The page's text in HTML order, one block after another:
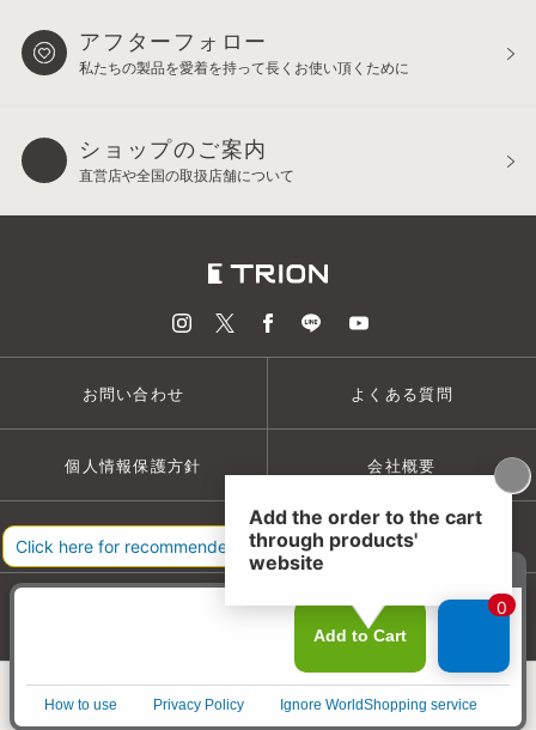
色を選んでカートに入れる
アフターフォロー
私たちの製品を愛着を持って長くお使い頂くために
ショップのご案内
直営店や全国の取扱店舗について
お問い合わせ よくある質問
個人情報保護方針 会社概要
特定商取引法 ご利用規約
© TRION CORPORATION
商品を選ぶ 実店舗 マイページ カート